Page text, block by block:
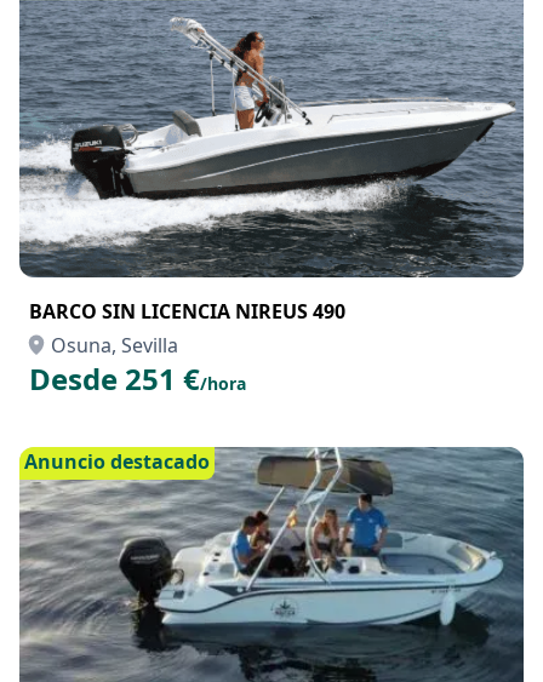
BARCO SIN LICENCIA NIREUS 490
Osuna, Sevilla
Desde 251 €/hora
Anuncio destacado